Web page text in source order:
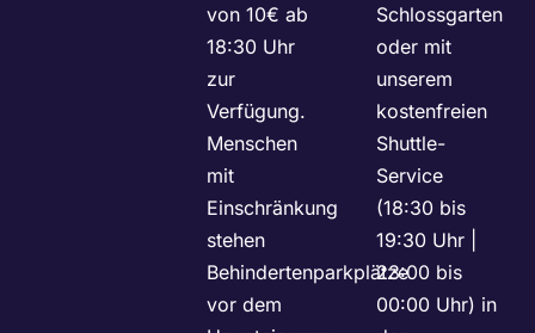
von 10€ ab
18:30 Uhr
zur
Verfügung.
Menschen
mit
Einschränkung
stehen
Behindertenparkplätze
vor dem
Schlossgarten
oder mit
unserem
kostenfreien
Shuttle-
Service
(18:30 bis
19:30 Uhr |
23:00 bis
00:00 Uhr) in